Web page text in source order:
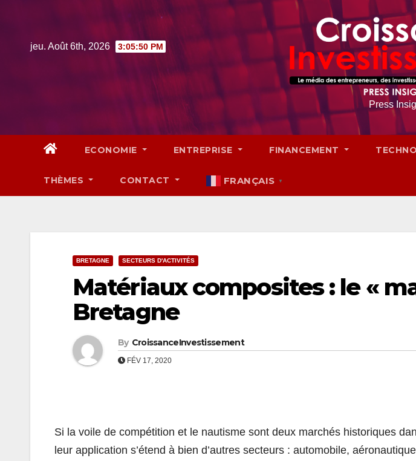
jeu. Août 6th, 2026 3:05:51 PM
Press
ECONOMIE ENTREPRISE FINANCEMENT
THÈMES CONTACT FRANÇAIS ▼
BRETAGNE SECTEURS D'ACTIVITÉS
Matériaux composites : le «
Bretagne
By CroissanceInvestissement
FÉV 17, 2020
Si la voile de compétition et le nautisme sont deux marchés historiques
leur application s’étend à bien d’autres secteurs : automobile,